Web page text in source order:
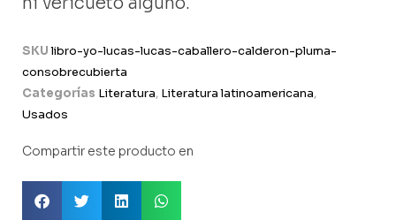
SKUlibro-yo-lucas-lucas-caballero-calderon-pluma-
consobrecubierta
Categorías Literatura, Literatura latinoamericana,
Usados
Compartir este producto en